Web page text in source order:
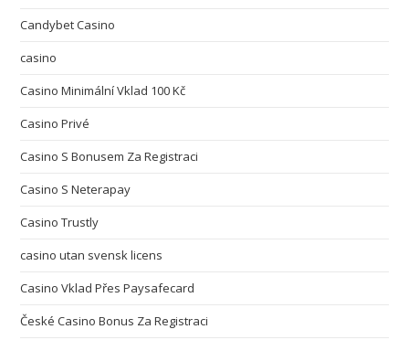
Candybet Casino
casino
Casino Minimální Vklad 100 Kč
Casino Privé
Casino S Bonusem Za Registraci
Casino S Neterapay
Casino Trustly
casino utan svensk licens
Casino Vklad Přes Paysafecard
České Casino Bonus Za Registraci